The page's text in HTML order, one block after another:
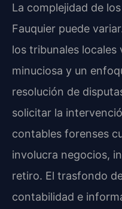
La complejidad de
Fauquier puede
los tribunales locales
minuciosa y un
resolución de
solicitar la
contables forenses
involucra negocios,
retiro. El trasfondo
contabilidad e